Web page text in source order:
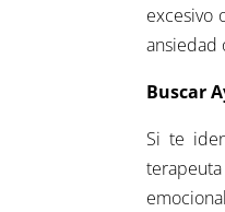
excesivo
ansiedad
Buscar
Si te